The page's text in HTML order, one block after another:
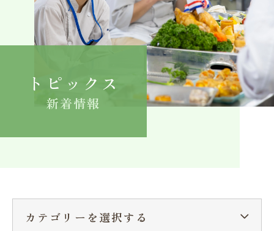
就職
よくある質問
卒業生の方へ在学生へ一般の方へ（教室・講習会）
トピックス
新着情報
カテゴリーを選択する